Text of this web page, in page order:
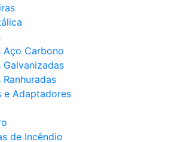
Aço Carbono
Galvanizadas
e Adaptadores
de Incêndio